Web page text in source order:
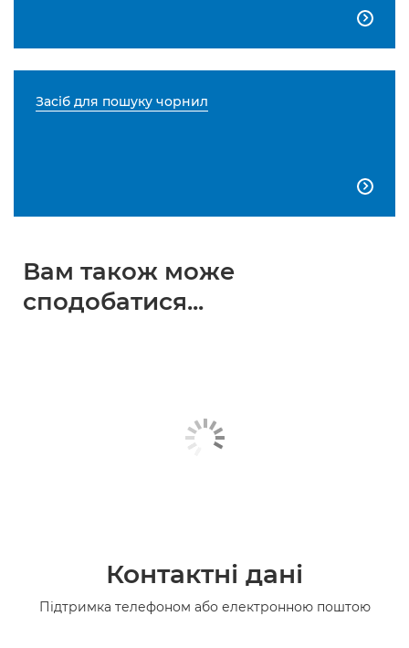

Засіб для пошуку чорнил

Вам також може
сподобатися...
Контактні дані
Підтримка телефоном або електронною поштою